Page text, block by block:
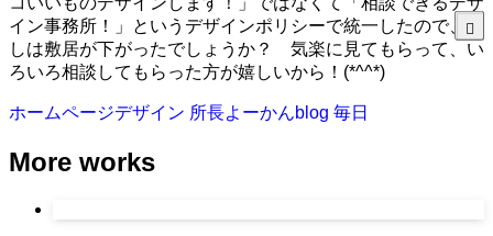
イン事務所！」というデザインポリシーで統一したので、少
しは敷居が下がったでしょうか？ 気楽に見てもらって、い
ろいろ相談してもらった方が嬉しいから！(*^^*)
ホームページデザイン 所長よーかんblog 毎日
More works